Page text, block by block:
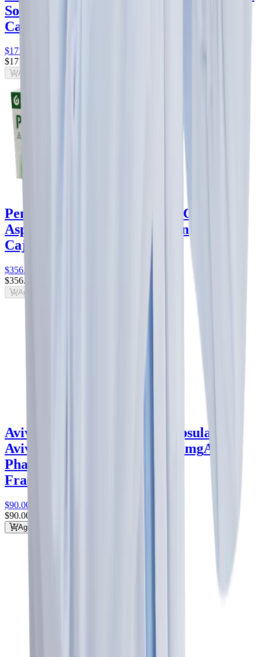
Solfran
Caja con 14 tabletas
$171
$171
Agregar al carrito
Pentrexyl Ampicilina 500 mg Cápsula -
Aspen
ampicilina 500 mgAspen
Caja con 28 cápsulas
$356.00
$356.00
Agregar al carrito
Avivia Fluconazol 100 mg Cápsula -
Avivia Pharma
fluconazol 100 mgAvivia
Pharma
Frasco con 10 cápsulas
$90.00
$90.00
Agregar al carrito